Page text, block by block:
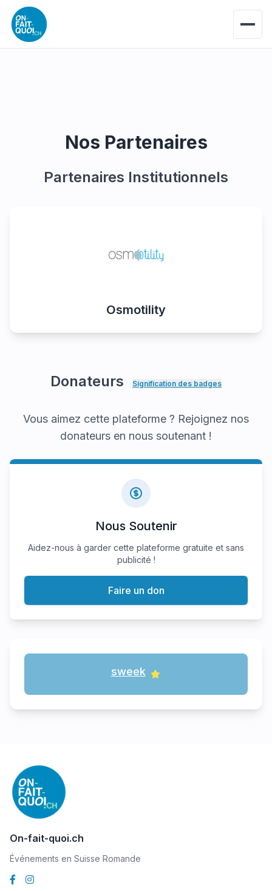
Nos Partenaires
Partenaires Institutionnels
Osmotility
Donateurs Signification des badges
Vous aimez cette plateforme ? Rejoignez nos
donateurs en nous soutenant !
Nous Soutenir
Aidez-nous à garder cette plateforme gratuite et sans
publicité !
Faire un don
sweek
On-fait-quoi.ch
Événements en Suisse Romande